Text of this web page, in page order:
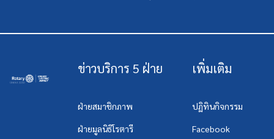
ข่าวบริการ 5 ฝ่าย
ฝ่ายสมาชิกภาพ
ฝ่ายมูลนิธิโรตารี
เพิ่มเติม
ปฏิทินกิจกรรม
Facebook